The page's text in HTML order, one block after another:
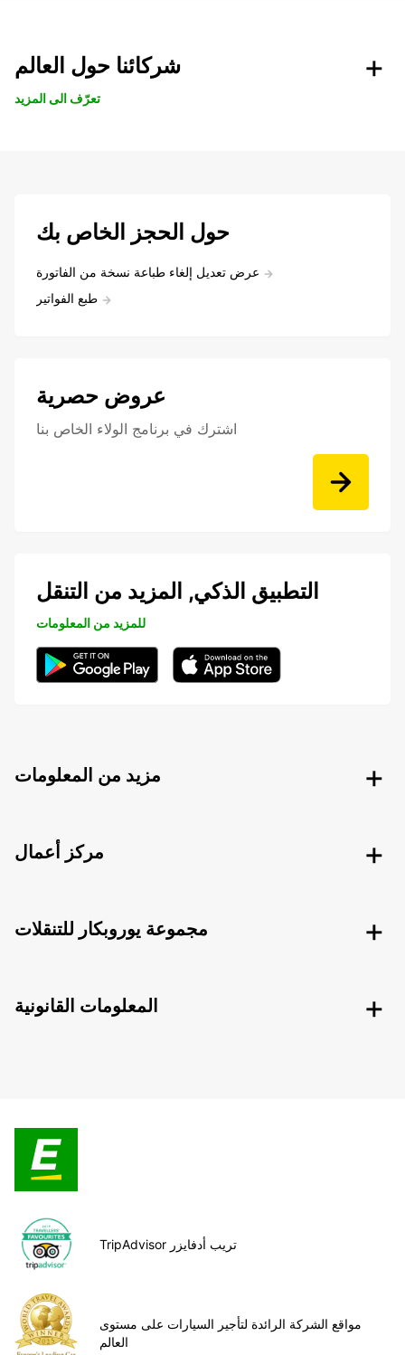
شركائنا حول العالم
تعرّف الى المزيد
حول الحجز الخاص بك
عرض تعديل إلغاء طباعة نسخة من الفاتورة
طبع الفواتير
عروض حصرية
اشترك في برنامج الولاء الخاص بنا
التطبيق الذكي, المزيد من التنقل
للمزيد من المعلومات
مزيد من المعلومات
مركز أعمال
مجموعة يوروبكار للتنقلات
المعلومات القانونية
TripAdvisor تريب أدفايزر
مواقع الشركة الرائدة لتأجير السيارات على مستوى
العالم